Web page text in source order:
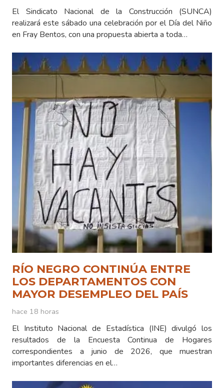
El Sindicato Nacional de la Construcción (SUNCA)
realizará este sábado una celebración por el Día del Niño
en Fray Bentos, con una propuesta abierta a toda…
RÍO NEGRO CONTINÚA ENTRE
LOS DEPARTAMENTOS CON
MAYOR DESEMPLEO DEL PAÍS
hace 18 horas
El Instituto Nacional de Estadística (INE) divulgó los
resultados de la Encuesta Continua de Hogares
correspondientes a junio de 2026, que muestran
importantes diferencias en el…